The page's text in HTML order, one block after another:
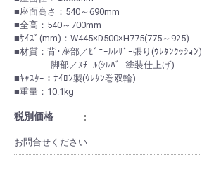
■座面高さ：540～690mm
■全高：540～700mm
■ｻｲｽﾞ(mm)：W445×D500×H775(775～925)
■材質：背･座部／ﾋﾞﾆｰﾙﾚｻﾞｰ張り(ｳﾚﾀﾝｸｯｼｮﾝ)
脚部／ｽﾁｰﾙ(ｼﾙﾊﾞｰ塗装仕上げ)
■ｷｬｽﾀｰ：ﾅｲﾛﾝ製(ｳﾚﾀﾝ巻双輪)
■重量：10.1kg
税別価格
お問合せください